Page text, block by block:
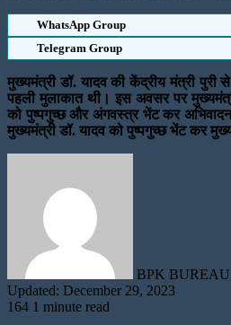
WhatsApp Group
Telegram Group
मुख्यमंत्री डॉ. यादव की केंद्रीय मंत्री पुरी
पहली मुलाकात थी। इस अवसर पर
को पुष्पगुच्छ और अंगवस्त्र भेंट कर
मुख्यमंत्री डॉ. यादव को पुष्पगुच्छ भेंट कर
BPK BUREAU
Updated: December 29, 2023
164 1 minute read